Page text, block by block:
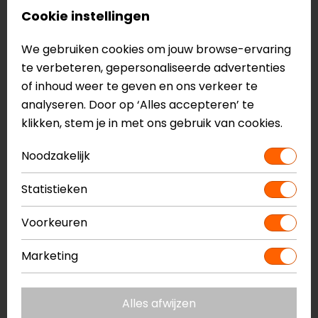
Motorlaarzen
TPU scheenbeen plaat
Schakelpad
D3O enkelbescherming
Drytex voering
Stretch bij de kuit
Michelin rubberen zool
EVA middenzool
Anti-bacterieel, uitneembaar voetbed
Meer informatie nodig?
Heb je meer informatie nodig over dit product?
Neem dancontact
met ons op of kom langs in één
vanonze winkelsin Breda, Capelle aan den IJssel,
Eindhoven, Vianen of Apeldoorn. In de winkels kun je
Cookie instellingen
We gebruiken cookies om jouw browse-ervaring
te verbeteren, gepersonaliseerde advertenties
of inhoud weer te geven en ons verkeer te
analyseren. Door op ‘Alles accepteren’ te
klikken, stem je in met ons gebruik van cookies.
Noodzakelijk
Statistieken
Voorkeuren
Marketing
Alles afwijzen